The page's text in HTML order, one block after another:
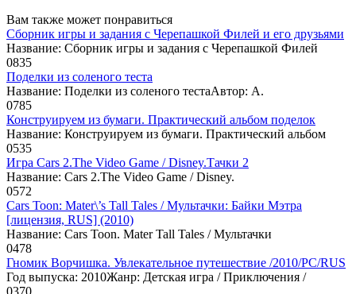
Вам также может понравиться
Сборник игры и задания с Черепашкой Филей и его друзьями
Название: Сборник игры и задания с Черепашкой Филей
0835
Поделки из соленого теста
Название: Поделки из соленого тестаАвтор: А.
0785
Конструируем из бумаги. Практический альбом поделок
Название: Конструируем из бумаги. Практический альбом
0535
Игра Cars 2.The Video Game / Disney.Тачки 2
Название: Cars 2.The Video Game / Disney.
0572
Cars Toon: Mater\’s Tall Tales / Мультачки: Байки Мэтра
[лицензия, RUS] (2010)
Название: Cars Toon. Mater Tall Tales / Мультачки
0478
Гномик Ворчишка. Увлекательное путешествие /2010/PC/RUS
Год выпуска: 2010Жанр: Детская игра / Приключения /
0370